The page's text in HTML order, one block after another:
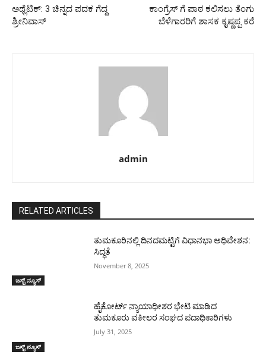
ಅಥ್ಲೆಟಿಕ್: 3 ಚಿನ್ನದ ಪದಕ ಗೆದ್ದ
ಶ್ರೀನಿವಾಸ್
ಕಾಂಗ್ರೆಸ್ ಗೆ ಪಾಠ ಕಲಿಸಲು ತೆಂಗು
ಬೆಳೆಗಾರರಿಗೆ ಶಾಸಕ ಕೃಷ್ಣಪ್ಪ ಕರೆ
admin
RELATED ARTICLES
ಜಸ್ಟ್ ನ್ಯೂಸ್
ತುಮಕೂರಿನಲ್ಲಿ ದಿನದಮಟ್ಟಿಗೆ ವಿಧಾನಭಾ ಅಧಿವೇಶನ:
ಸಿದ್ಧತೆ
November 8, 2025
ಜಸ್ಟ್ ನ್ಯೂಸ್
ಹೈಕೋರ್ಟ್ ನ್ಯಾಯಾಧೀಶರ ಭೇಟಿ ಮಾಡಿದ
ತುಮಕೂರು ವಕೀಲರ ಸಂಘದ ಪದಾಧಿಕಾರಿಗಳು
July 31, 2025